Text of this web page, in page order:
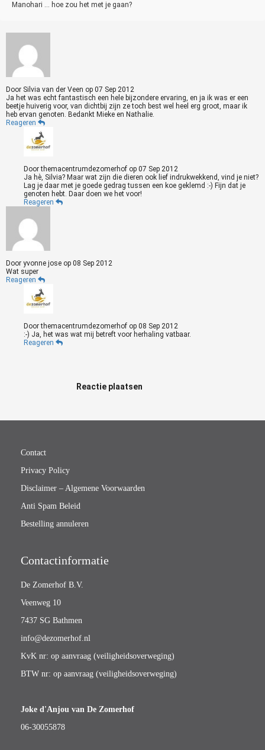
Manohari … hoe zou het met je gaan?
Door Silvia van der Veen op 07 Sep 2012
Ja het was echt fantastisch een hele bijzondere ervaring, en ja ik was er een
beetje huiverig voor, van dichtbij zijn ze toch best wel heel erg groot, maar ik
heb ervan genoten. Bedankt Mieke en Nathalie.
Reageren
Doorthemacentrumdezomerhof op 07 Sep 2012
Ja hè, Silvia? Maar wat zijn die dieren ook lief indrukwekkend, vind je niet?
Lag je daar met je goede gedrag tussen een koe geklemd :-) Fijn dat je
genoten hebt. Daar doen we het voor!
Reageren
Door yvonne jose op 08 Sep 2012
Wat super
Reageren
Doorthemacentrumdezomerhof op 08 Sep 2012
:-) Ja, het was wat mij betreft voor herhaling vatbaar.
Reageren
Reactie plaatsen
Contact
Privacy Policy
Disclaimer – Algemene Voorwaarden
Anti Spam Beleid
Bestelling annuleren
Contactinformatie
De Zomerhof B.V.
Veenweg 10
7437 SG Bathmen
info@dezomerhof.nl
KvK nr: op aanvraag (veiligheidsoverweging)
BTW nr: op aanvraag (veiligheidsoverweging)
Joke d'Anjou van De Zomerhof
06-30055878